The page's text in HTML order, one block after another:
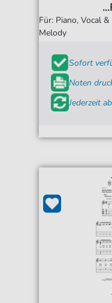
Für: Piano, Vocal
Melody
Sofort
Noten
Jederzeit